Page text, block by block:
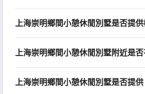
上海崇明鄉間小憩休閒別墅是否提
上海崇明鄉間小憩休閒別墅附近是
上海崇明鄉間小憩休閒別墅是否提供